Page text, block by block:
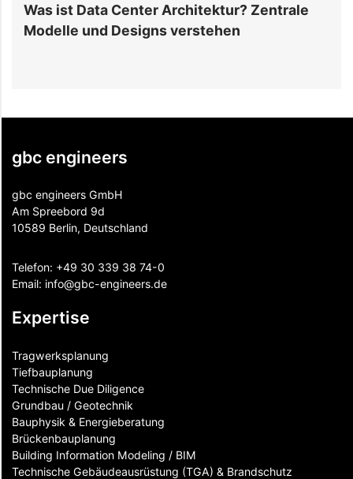
Was ist Data Center Architektur? Zentrale
Modelle und Designs verstehen
gbc engineers
gbc engineers GmbH
Am Spreebord 9d
10589 Berlin, Deutschland
Telefon: +49 30 339 38 74-0
Email: info@gbc-engineers.de
Expertise
Tragwerksplanung
Tiefbauplanung
Technische Due Diligence
Grundbau / Geotechnik
Bauphysik & Energieberatung
Brückenbauplanung
Building Information Modeling / BIM
Technische Gebäudeausrüstung (TGA) & Brandschutz